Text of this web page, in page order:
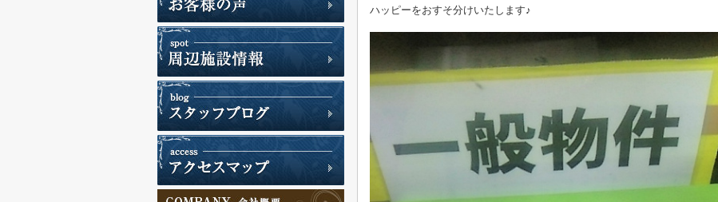
ハッピーをおすそ分けいたします♪